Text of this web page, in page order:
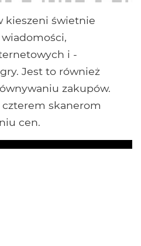
kieszeni świetnie
i -
Jest to również
zakupów.
skanerom
cen.